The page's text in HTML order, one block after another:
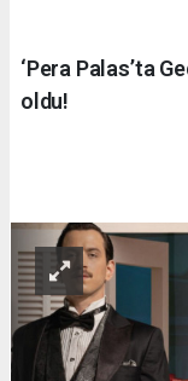
‘Pera Palas’ta
oldu!